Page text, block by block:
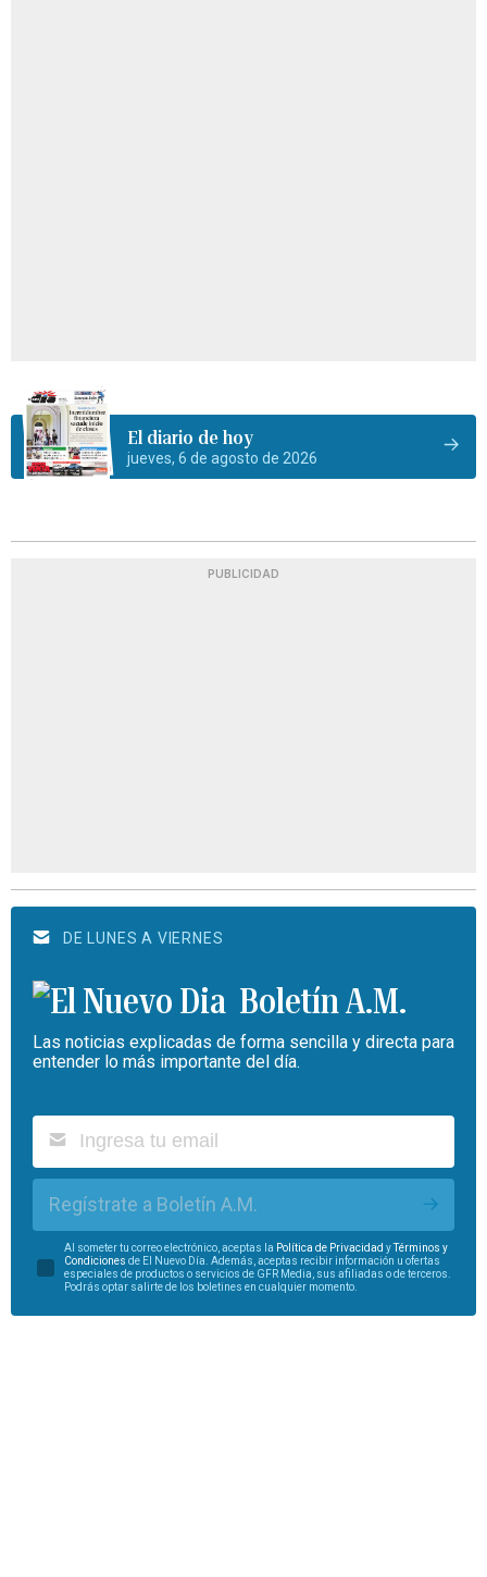
El diario de hoy
jueves, 6 de agosto de 2026
PUBLICIDAD
DE LUNES A VIERNES
Boletín A.M.
Las noticias explicadas de forma sencilla y directa para
entender lo más importante del día.
Regístrate a Boletín A.M.
Al someter tu correo electrónico, aceptas la Política de Privacidad yTérminos y
Condiciones de El Nuevo Día. Además, aceptas recibir información u ofertas
especiales de productos o servicios de GFR Media, sus afiliadas o de terceros.
Podrás optar salirte de los boletines en cualquier momento.